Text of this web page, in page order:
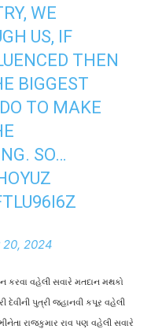
WE
US, IF
THEN
BIGGEST
TO MAKE
SO…
20, 2024
કરવા વહેલી સવારે મતદાન મથકો
દેવીની પુત્રી જ્હાનવી કપૂર વહેલી
રાજકુમાર રાવ પણ વહેલી સવારે